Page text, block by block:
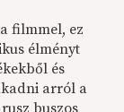
filmmel, ez
élményt
és
arról a
buszos